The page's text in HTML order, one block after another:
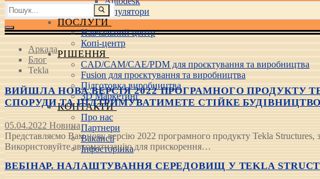
3D маніпулятори
ПОСЛУГИ
Навчальний центр
Копі-центр
РІШЕННЯ
CAD/CAM/CAE/PDM для проєктування та виробництва
Fusion для проєктування та виробництва
Підготовка виробництва
3D Маркетинг
КОНТАКТИ
Про нас
Партнери
Вакансії
Інфосторінка
Пошук:
Аркада
Блог
Tekla
ВИЙШЛА НОВА ВЕРСІЯ 2022 ПРОГРАМНОГО ПРОДУКТУ
СПОРУДИ ТА ПІДТРИМУВАТИМЕТЕ СТІЙКЕ БУДІВНИЦТВО
05.04.2022 Новина
Представляємо Вам нову версію 2022 програмного продукту Tekla Structures,
Використовуйте автоматизацію для прискорення…
ВЕБІНАР. НАЛАШТУВАННЯ СЕРЕДОВИЩ У TEKLA